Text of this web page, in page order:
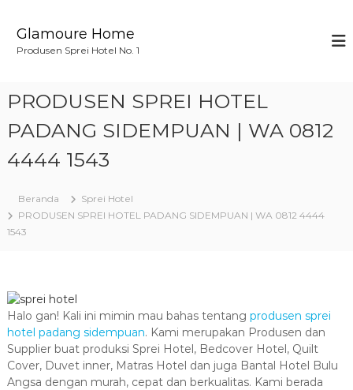
Glamoure Home
Produsen Sprei Hotel No. 1
PRODUSEN SPREI HOTEL
PADANG SIDEMPUAN | WA 0812
4444 1543
Beranda
Sprei Hotel
PRODUSEN SPREI HOTEL PADANG SIDEMPUAN | WA 0812 4444
1543
Halo gan! Kali ini mimin mau bahas tentang produsen sprei
hotel padang sidempuan. Kami merupakan Produsen dan
Supplier buat produksi Sprei Hotel, Bedcover Hotel, Quilt
Cover, Duvet inner, Matras Hotel dan juga Bantal Hotel Bulu
Angsa dengan murah, cepat dan berkualitas. Kami berada